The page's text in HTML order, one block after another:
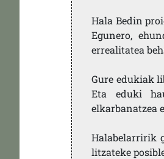
Hala Bedin
Egunero,
errealitatea
Gure edukiak
Eta eduki
elkarbanatzea
Halabelarririk
litzateke